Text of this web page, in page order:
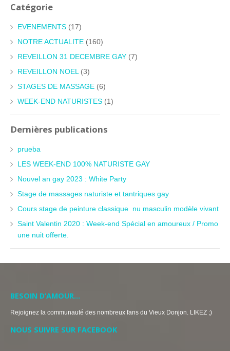
Catégorie
EVENEMENTS (17)
NOTRE ACTUALITE (160)
REVEILLON 31 DECEMBRE GAY (7)
REVEILLON NOEL (3)
STAGES DE MASSAGE (6)
WEEK-END NATURISTES (1)
Dernières publications
prueba
LES WEEK-END 100% NATURISTE GAY
Nouvel an gay 2023 : White Party
Stage de massages naturiste et tantriques gay
Cours stage de peinture classique nu masculin modèle vivant
Saint Valentin 2020 : Week-end Spécial en amoureux / Promo
une nuit offerte.
BESOIN D’AMOUR…
Rejoignez la communauté des nombreux fans du Vieux Donjon. LIKEZ ;)
NOUS SUIVRE SUR FACEBOOK